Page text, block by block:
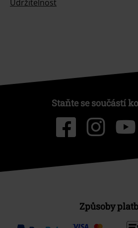
Udržitelnost
Staňte se součástí
Způsoby